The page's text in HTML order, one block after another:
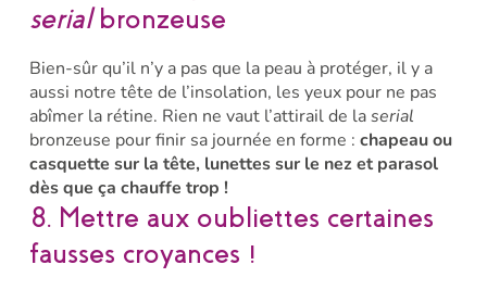
serialbronzeuse
Bien-sûr qu’il n’y a pas que la peau à protéger, il y a
aussi notre tête de l’insolation, les yeux pour ne pas
abîmer la rétine. Rien ne vaut l’attirail de laserial
bronzeuse pour finir sa journée en forme : chapeau ou
casquette sur la tête, lunettes sur le nez et parasol
dès que ça chauffe trop !
8. Mettre aux oubliettes certaines
fausses croyances !